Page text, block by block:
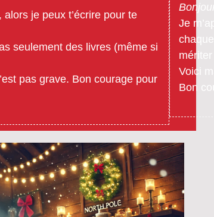
alors je peux t’écrire pour te
seulement des livres (même si
pas grave. Bon courage pour
Je
Voici
Bon